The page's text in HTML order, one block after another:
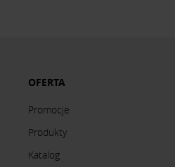
OFERTA
Promocje
Produkty
Katalog